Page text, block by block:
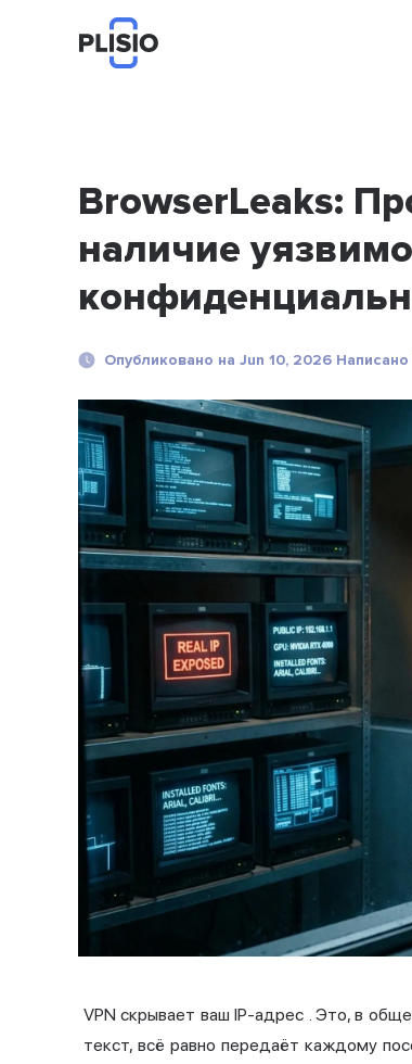
BrowserLeaks:
наличие
Опубликовано на Jun 10, 2026
VPN скрывает вашIP-адрес . Это, в
текст, всё равно передаёт каждому